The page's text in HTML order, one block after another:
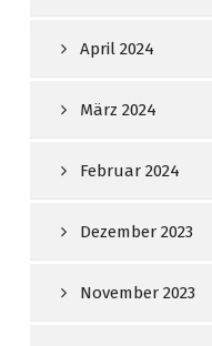
April 2024
März 2024
Februar 2024
Dezember 2023
November 2023